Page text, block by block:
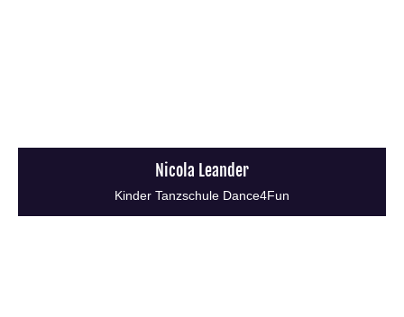
Nicola Leander
Kinder Tanzschule Dance4Fun